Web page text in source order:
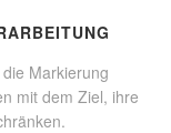
Markierung
mit dem Ziel, ihre